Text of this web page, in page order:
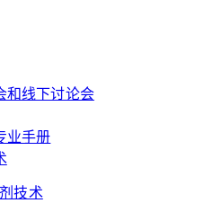
和线下讨论会
业手册
技术